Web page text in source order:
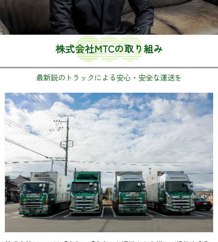
株式会社MTCの取り組み
最新鋭のトラックによる安心・安全な運送を